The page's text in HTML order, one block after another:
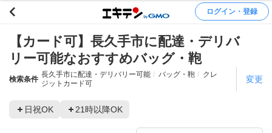
ログイン・登録
【カード可】長久手市に配達・デリバ
リー可能なおすすめバッグ・鞄
検索条件
長久手市に配達・デリバリー可能 バッグ・鞄
クレ
ジットカード可
変更
日祝OK 21時以降OK